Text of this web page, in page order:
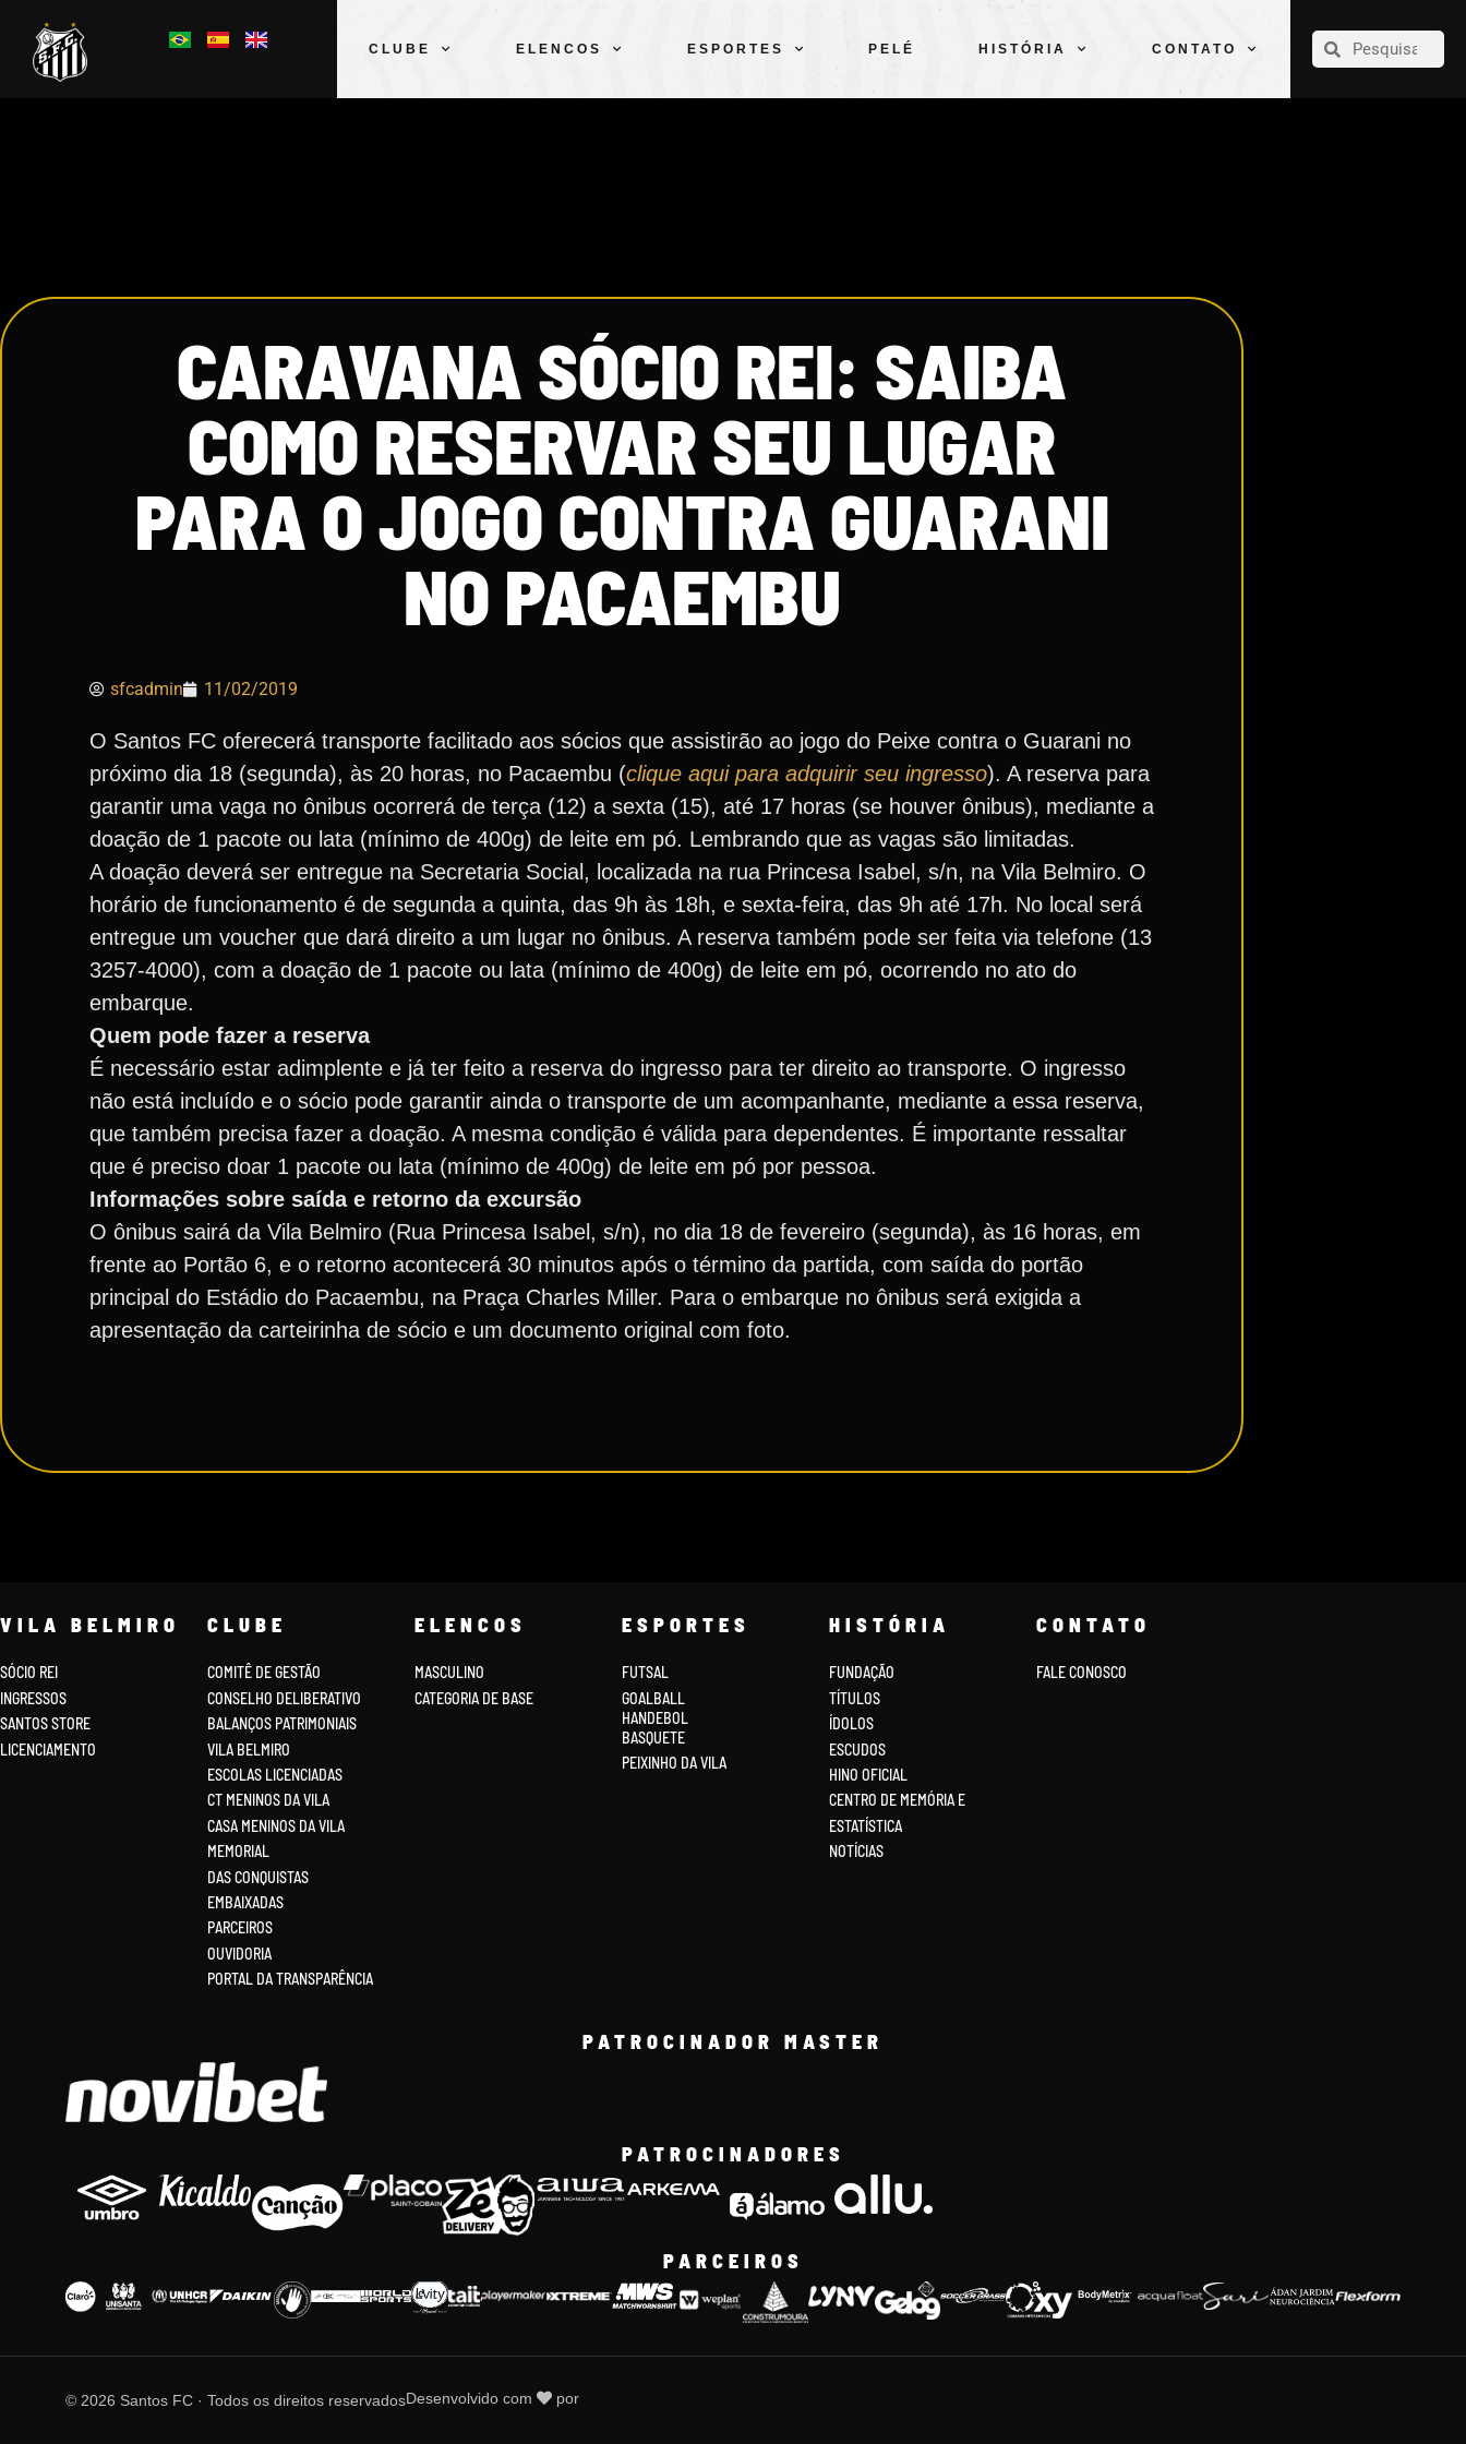
CLUBE ELENCOS ESPORTES PELÉ HISTÓRIA CONTATO
CLUBE
CARAVANA SÓCIO REI: SAIBA
COMO RESERVAR SEU LUGAR
PARA O JOGO CONTRA GUARANI
NO PACAEMBU
sfcadmin 11/02/2019
O Santos FC oferecerá transporte facilitado aos sócios que assistirão ao jogo do Peixe contra o Guarani no
próximo dia 18 (segunda), às 20 horas, no Pacaembu (clique aqui para adquirir seu ingresso). A reserva para
garantir uma vaga no ônibus ocorrerá de terça (12) a sexta (15), até 17 horas (se houver ônibus), mediante a
doação de 1 pacote ou lata (mínimo de 400g) de leite em pó. Lembrando que as vagas são limitadas.
A doação deverá ser entregue na Secretaria Social, localizada na rua Princesa Isabel, s/n, na Vila Belmiro. O
horário de funcionamento é de segunda a quinta, das 9h às 18h, e sexta-feira, das 9h até 17h. No local será
entregue um voucher que dará direito a um lugar no ônibus. A reserva também pode ser feita via telefone (13
3257-4000), com a doação de 1 pacote ou lata (mínimo de 400g) de leite em pó, ocorrendo no ato do
embarque.
Quem pode fazer a reserva
É necessário estar adimplente e já ter feito a reserva do ingresso para ter direito ao transporte. O ingresso
não está incluído e o sócio pode garantir ainda o transporte de um acompanhante, mediante a essa reserva,
que também precisa fazer a doação. A mesma condição é válida para dependentes. É importante ressaltar
que é preciso doar 1 pacote ou lata (mínimo de 400g) de leite em pó por pessoa.
Informações sobre saída e retorno da excursão
O ônibus sairá da Vila Belmiro (Rua Princesa Isabel, s/n), no dia 18 de fevereiro (segunda), às 16 horas, em
frente ao Portão 6, e o retorno acontecerá 30 minutos após o término da partida, com saída do portão
principal do Estádio do Pacaembu, na Praça Charles Miller. Para o embarque no ônibus será exigida a
apresentação da carteirinha de sócio e um documento original com foto.
VILA BELMIRO
SÓCIO REI
INGRESSOS
SANTOS STORE
LICENCIAMENTO
CLUBE
COMITÊ DE GESTÃO
CONSELHO DELIBERATIVO
BALANÇOS PATRIMONIAIS
VILA BELMIRO
ESCOLAS LICENCIADAS
CT MENINOS DA VILA
CASA MENINOS DA VILA
MEMORIAL
DAS CONQUISTAS
EMBAIXADAS
PARCEIROS
OUVIDORIA
PORTAL DA TRANSPARÊNCIA
ELENCOS
MASCULINO
CATEGORIA DE BASE
ESPORTES
FUTSAL
GOALBALL
HANDEBOL
BASQUETE
PEIXINHO DA VILA
HISTÓRIA
FUNDAÇÃO
TÍTULOS
ÍDOLOS
ESCUDOS
HINO OFICIAL
CENTRO DE MEMÓRIA E
ESTATÍSTICA
NOTÍCIAS
CONTATO
FALE CONOSCO
PATROCINADOR MASTER
PATROCINADORES
PARCEIROS
© 2026 Santos FC · Todos os direitos reservadosDesenvolvido com por